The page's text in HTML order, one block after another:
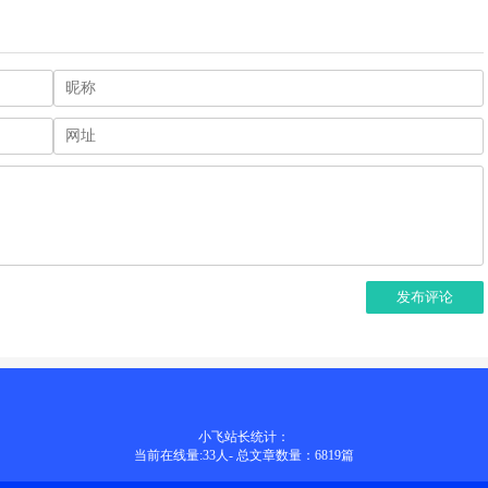
发布评论
小飞站长统计：
当前在线量:33 人 - 总文章数量：6819篇